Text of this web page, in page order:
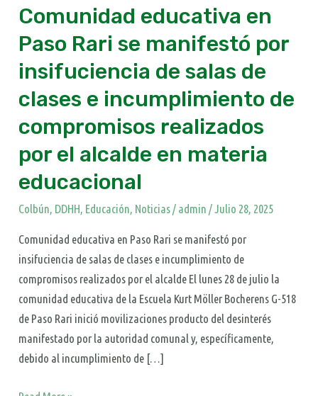
Comunidad educativa en
Paso Rari se manifestó por
insifuciencia de salas de
clases e incumplimiento de
compromisos realizados
por el alcalde en materia
educacional
Colbún, DDHH, Educación, Noticias/ admin/Julio 28, 2025
Comunidad educativa en Paso Rari se manifestó por
insifuciencia de salas de clases e incumplimiento de
compromisos realizados por el alcalde El lunes 28 de julio la
comunidad educativa de la Escuela Kurt Möller Bocherens G-518
de Paso Rari inició movilizaciones producto del desinterés
manifestado por la autoridad comunal y, específicamente,
debido al incumplimiento de […]
de
salas
de
clases
incumplimiento
de
compromisos
realizados
por
el
en
materia
educacional